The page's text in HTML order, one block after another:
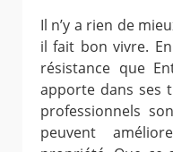
Il n’y a rien de
il fait bon vivre.
résistance que
apporte dans ses
professionnels
peuvent